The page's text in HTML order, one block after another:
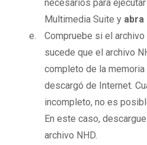
necesarios para
Multimedia Suite y abra
Compruebe si el
sucede que el archivo
completo de la
descargó de Internet.
incompleto, no es
En este caso,
archivo NHD.